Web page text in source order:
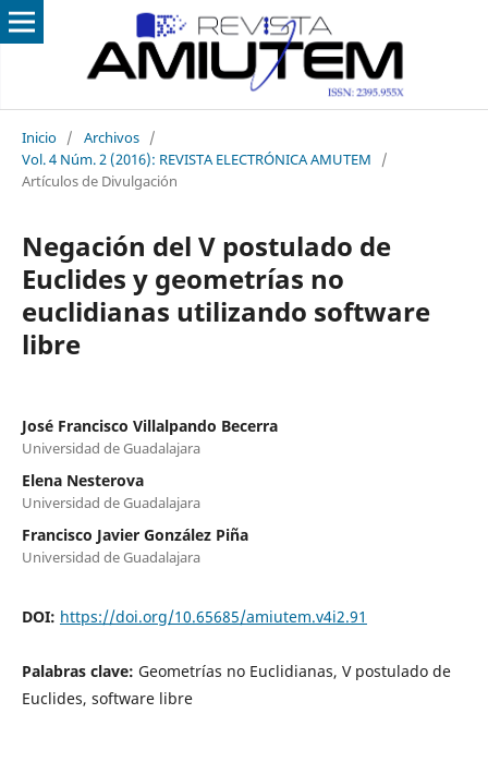
Inicio / Archivos /
Vol. 4 Núm. 2 (2016): REVISTA ELECTRÓNICA AMUTEM
/
Artículos de Divulgación
Negación del V postulado de
Euclides y geometrías no
euclidianas utilizando software
libre
José Francisco Villalpando Becerra
Universidad de Guadalajara
Elena Nesterova
Universidad de Guadalajara
Francisco Javier González Piña
Universidad de Guadalajara
DOI: https://doi.org/10.65685/amiutem.v4i2.91
Palabras clave: Geometrías no Euclidianas, V postulado de
Euclides, software libre